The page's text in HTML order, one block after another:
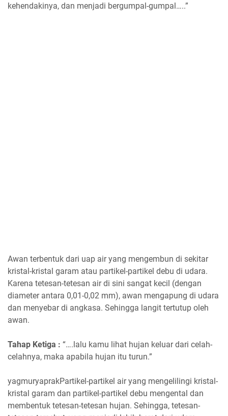
kehendakinya, dan menjadi bergumpal-gumpal…..”
Awan terbentuk dari uap air yang mengembun di sekitar
kristal-kristal garam atau partikel-partikel debu di udara.
Karena tetesan-tetesan air di sini sangat kecil (dengan
diameter antara 0,01-0,02 mm), awan mengapung di udara
dan menyebar di angkasa. Sehingga langit tertutup oleh
awan.
Tahap Ketiga : “….lalu kamu lihat hujan keluar dari celah-
celahnya, maka apabila hujan itu turun.”
yagmuryaprakPartikel-partikel air yang mengelilingi kristal-
kristal garam dan partikel-partikel debu mengental dan
membentuk tetesan-tetesan hujan. Sehingga, tetesan-